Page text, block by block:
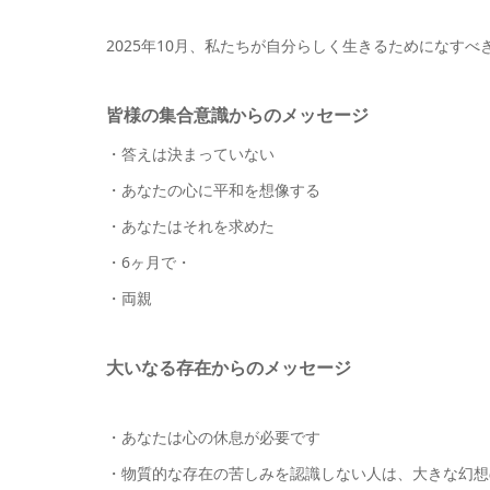
2025年10月、私たちが自分らしく生きるためになすべ
皆様の集合意識からのメッセージ
・答えは決まっていない
・あなたの心に平和を想像する
・あなたはそれを求めた
・6ヶ月で・
・両親
大いなる存在からのメッセージ
・あなたは心の休息が必要です
・物質的な存在の苦しみを認識しない人は、大きな幻